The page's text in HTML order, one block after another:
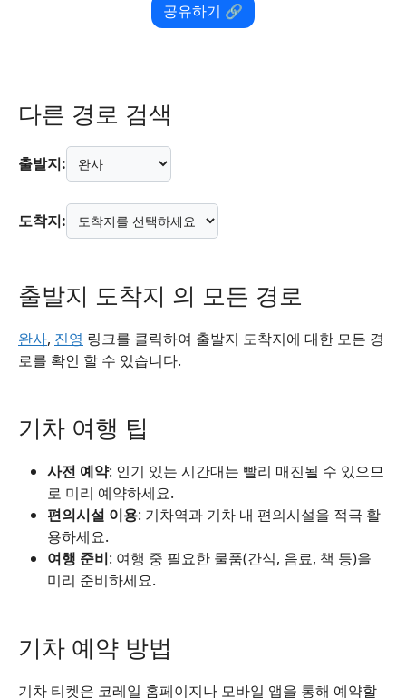
공유하기 🔗
다른 경로 검색
출발지:
도착지:
출발지 도착지 의 모든 경로
완사, 진영 링크를 클릭하여 출발지 도착지에 대한 모든 경
로를 확인 할 수 있습니다.
기차 여행 팁
사전 예약: 인기 있는 시간대는 빨리 매진될 수 있으므
로 미리 예약하세요.
편의시설 이용: 기차역과 기차 내 편의시설을 적극 활
용하세요.
여행 준비: 여행 중 필요한 물품(간식, 음료, 책 등)을
미리 준비하세요.
기차 예약 방법
기차 티켓은 코레일 홈페이지나 모바일 앱을 통해 예약할